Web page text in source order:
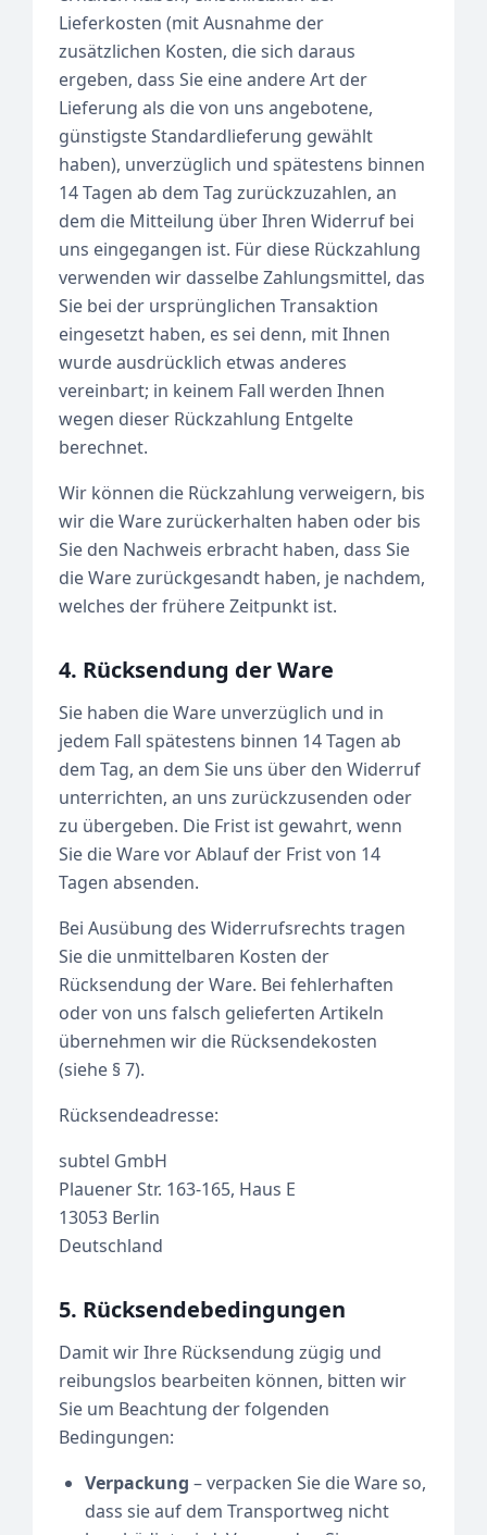
Lieferkosten (mit Ausnahme der
zusätzlichen Kosten, die sich daraus
ergeben, dass Sie eine andere Art der
Lieferung als die von uns angebotene,
günstigste Standardlieferung gewählt
haben), unverzüglich und spätestens binnen
14 Tagen ab dem Tag zurückzuzahlen, an
dem die Mitteilung über Ihren Widerruf bei
uns eingegangen ist. Für diese Rückzahlung
verwenden wir dasselbe Zahlungsmittel, das
Sie bei der ursprünglichen Transaktion
eingesetzt haben, es sei denn, mit Ihnen
wurde ausdrücklich etwas anderes
vereinbart; in keinem Fall werden Ihnen
wegen dieser Rückzahlung Entgelte
berechnet.
Wir können die Rückzahlung verweigern, bis
wir die Ware zurückerhalten haben oder bis
Sie den Nachweis erbracht haben, dass Sie
die Ware zurückgesandt haben, je nachdem,
welches der frühere Zeitpunkt ist.
4. Rücksendung der Ware
Sie haben die Ware unverzüglich und in
jedem Fall spätestens binnen 14 Tagen ab
dem Tag, an dem Sie uns über den Widerruf
unterrichten, an uns zurückzusenden oder
zu übergeben. Die Frist ist gewahrt, wenn
Sie die Ware vor Ablauf der Frist von 14
Tagen absenden.
Bei Ausübung des Widerrufsrechts tragen
Sie die unmittelbaren Kosten der
Rücksendung der Ware. Bei fehlerhaften
oder von uns falsch gelieferten Artikeln
übernehmen wir die Rücksendekosten
(siehe § 7).
Rücksendeadresse:
subtel GmbH
Plauener Str. 163-165, Haus E
13053 Berlin
Deutschland
5. Rücksendebedingungen
Damit wir Ihre Rücksendung zügig und
reibungslos bearbeiten können, bitten wir
Sie um Beachtung der folgenden
Bedingungen:
Verpackung – verpacken Sie die Ware so,
dass sie auf dem Transportweg nicht